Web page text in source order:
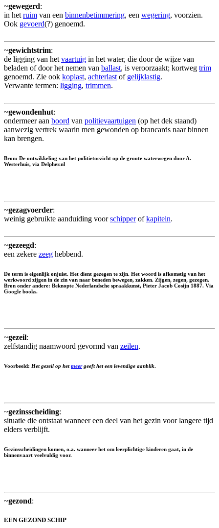
~gewegerd:
in het ruim van een binnenbetimmering, een wegering, voorzien.
Ook gevoerd(?) genoemd.
~gewichtstrim:
de ligging van het vaartuig in het water, die door de wijze van
beladen of door het nemen van ballast, is veroorzaakt; kortweg trim
genoemd. Zie ook koplast, achterlast of gelijklastig.
Verwante termen: ligging, trimmen.
~gewondenhut:
ondermeer aan boord van politievaartuigen (op het dek staand)
aanwezig vertrek waarin men gewonden op brancards naar binnen
kan brengen.
Bron: De ontwikkeling van het politietoezicht op de groote waterwegen door A.
Westerhuis, via Delpher.nl
~gezagvoerder:
weinig gebruikte aanduiding voorschipperofkapitein.
~gezeegd:
een zekere zeeg hebbend.
De term is eigenlijk onjuist. Het dient gezegen te zijn. Het woord is afkomstig van het
werkwoord zijgen in de zin van naar beneden bewegen, zakken. Zijgen, zegen, gezegen.
Bron onder andere: Beknopte Nederlandsche spraakkunst, Pieter Jacob Cosijn 1887. Via
Google books.
~gezeil:
zelfstandig naamwoord gevormd van zeilen.
Voorbeeld: Het gezeil op hetmeergeeft het een levendige aanblik.
~gezinsscheiding:
situatie die ontstaat wanneer een deel van het gezin voor langere tijd
elders verblijft.
Gezinsscheidingen komen, o.a. wanneer het om leerplichtige kinderen gaat, in de
binnenvaart veelvuldig voor.
~gezond:
EEN GEZOND SCHIP